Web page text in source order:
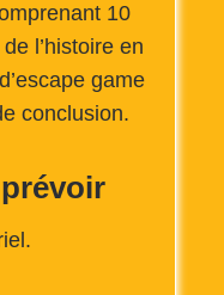
10
l’histoire en
game
conclusion.